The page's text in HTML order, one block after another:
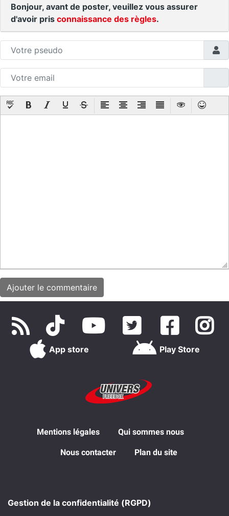
Bonjour, avant de poster, veuillez vous assurer
d'avoir pris connaissance des règles.
App store Play Store
Mentions légales Qui sommes nous
Nous contacter Plan du site
Gestion de la confidentialité (RGPD)